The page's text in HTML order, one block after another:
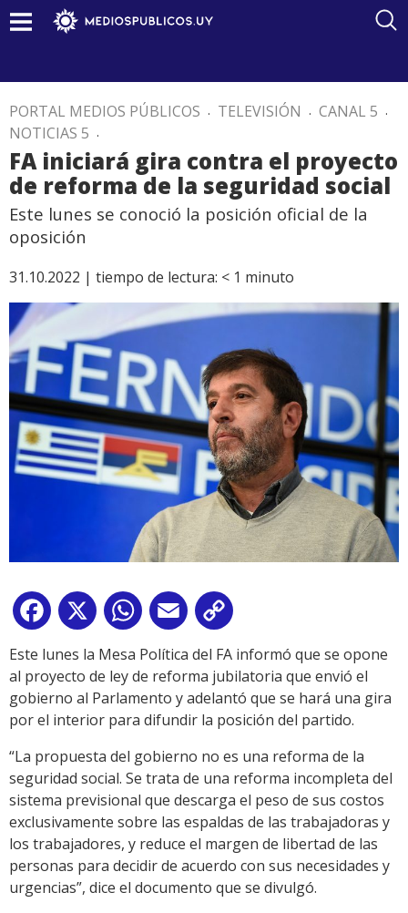
PORTAL MEDIOS PÚBLICOS . TELEVISIÓN . CANAL 5 .
NOTICIAS 5 .
FA iniciará gira contra el proyecto
de reforma de la seguridad social
Este lunes se conoció la posición oficial de la
oposición
31.10.2022 | tiempo de lectura: < 1 minuto
Facebook
X WhatsApp
Email
Link
Este lunes la Mesa Política del FA informó que se opone
al proyecto de ley de reforma jubilatoria que envió el
gobierno al Parlamento y adelantó que se hará una gira
por el interior para difundir la posición del partido.
“La propuesta del gobierno no es una reforma de la
seguridad social. Se trata de una reforma incompleta del
sistema previsional que descarga el peso de sus costos
exclusivamente sobre las espaldas de las trabajadoras y
los trabajadores, y reduce el margen de libertad de las
personas para decidir de acuerdo con sus necesidades y
urgencias”, dice el documento que se divulgó.